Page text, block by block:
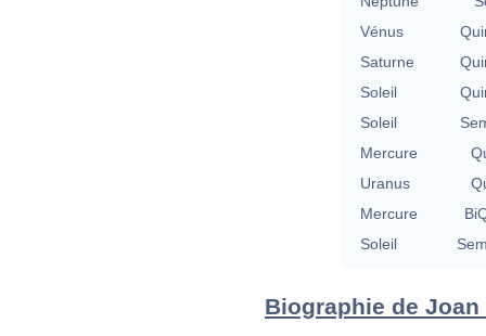
Vénus
Saturne
Soleil
Soleil
Mercure
Uranus
Mercure
Soleil
Biographie de